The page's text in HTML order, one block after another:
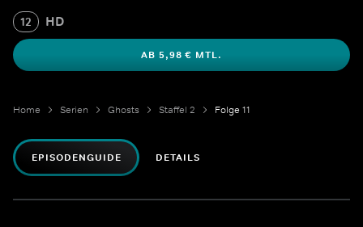
12 HD
AB 5,98 € MTL.
Home Serien Ghosts Staffel 2 Folge 11
EPISODENGUIDE DETAILS